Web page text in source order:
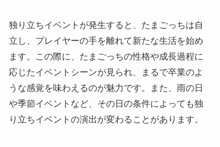
独り立ちイベントが発生すると、たまごっちは自
立し、プレイヤーの手を離れて新たな生活を始め
ます。この際に、たまごっちの性格や成長過程に
応じたイベントシーンが見られ、まるで卒業のよ
うな感覚を味わえるのが魅力です。また、雨の日
や季節イベントなど、その日の条件によっても独
り立ちイベントの演出が変わることがあります。